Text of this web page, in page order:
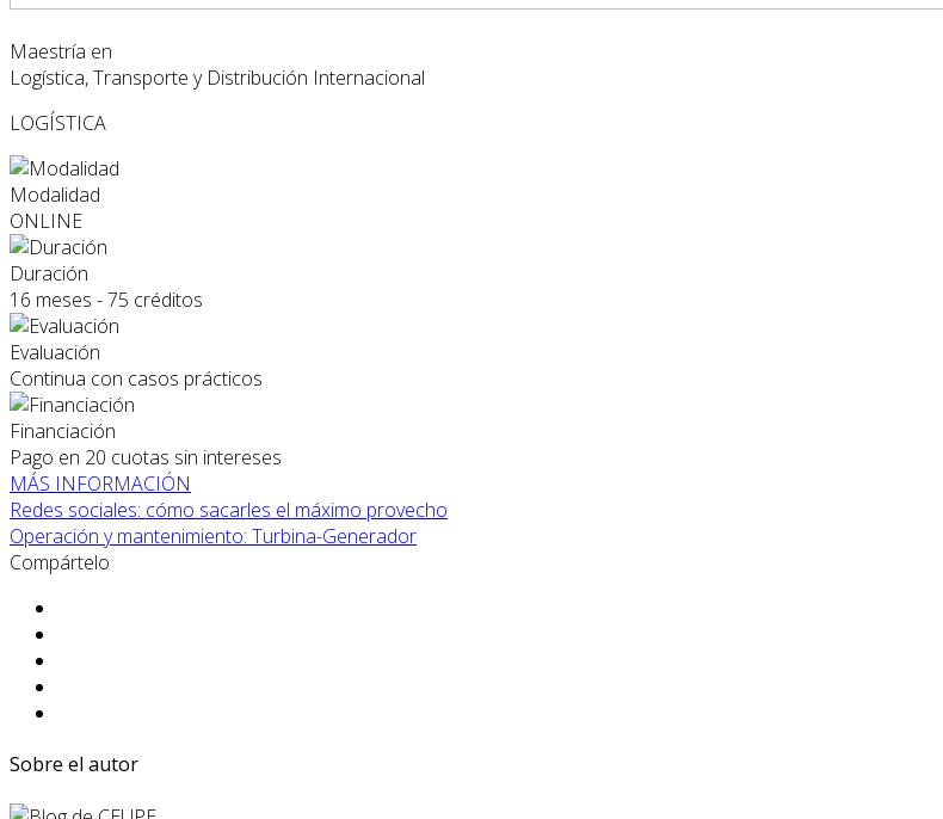
Maestría en
Logística, Transporte y Distribución Internacional
LOGÍSTICA
Modalidad
ONLINE
Duración
16 meses - 75 créditos
Evaluación
Continua con casos prácticos
Financiación
Pago en 20 cuotas sin intereses
MÁS INFORMACIÓN
Redes sociales: cómo sacarles el máximo provecho
Operación y mantenimiento: Turbina-Generador
Compártelo
Sobre el autor